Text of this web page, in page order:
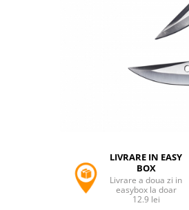
Prastii profesionale de vanatoare
UNIVERSUL COPIILOR
Costume si seturi pentru copii
LIVRARE IN EASY
BOX
Livrare a doua zi in
easybox la doar
12.9 lei